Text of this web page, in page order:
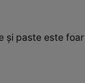
şi paste este